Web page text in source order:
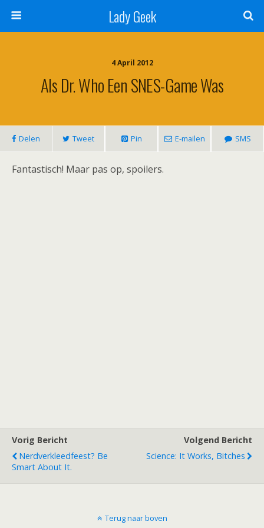
Lady Geek
4 April 2012
Als Dr. Who Een SNES-Game Was
Delen Tweet Pin E-mailen SMS
Fantastisch! Maar pas op, spoilers.
Vorig Bericht
Nerdverkleedfeest? Be
Smart About It.
Volgend Bericht
Science: It Works, Bitches
Terug naar boven